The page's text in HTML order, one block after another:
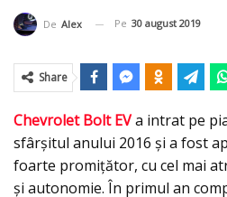
De Alex Pe 30 august 2019
Share
Chevrolet Bolt EVa intrat pe
sfârșitul anului 2016 și a fost
foarte promițător, cu cel mai
și autonomie. În primul an